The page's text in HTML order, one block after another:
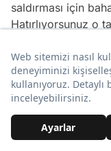
saldırması için
Hatırlıyorsunuz o
girilmiş, ailemle
birbirine katan sen
Hadi IŞİDin
çıkıyor bu işin
bunu daha önce
muhabir